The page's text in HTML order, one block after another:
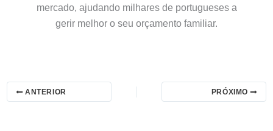
mercado, ajudando milhares de portugueses a
gerir melhor o seu orçamento familiar.
ANTERIOR PRÓXIMO